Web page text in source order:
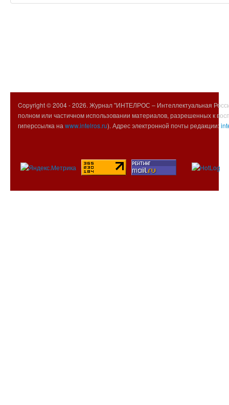
Copyright © 2004 -2026. Журнал "ИНТЕЛРОС – Интеллектуальная
полном или частичном использовании материалов, разрешенных к
гиперссылка на www.intelros.ru). Адрес электронной почты редакции: